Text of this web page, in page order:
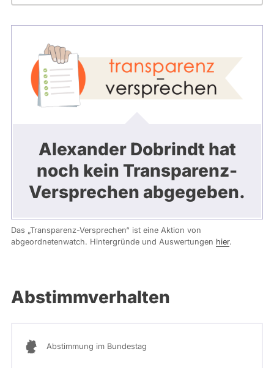
Alexander Dobrindt hat
noch kein Transparenz-
Versprechen abgegeben.
Das „Transparenz-Versprechen“ ist eine Aktion von
abgeordnetenwatch. Hintergründe und Auswertungen hier.
Abstimmverhalten
Abstimmung im Bundestag